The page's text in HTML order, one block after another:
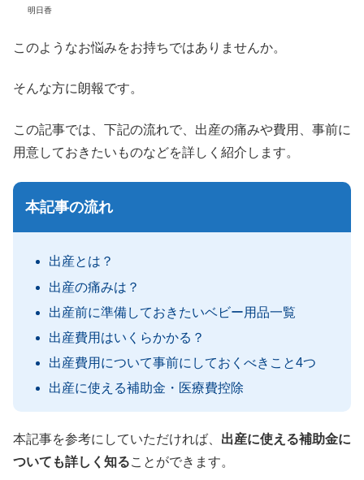
明日香
このようなお悩みをお持ちではありませんか。
そんな方に朗報です。
この記事では、下記の流れで、出産の痛みや費用、事前に
用意しておきたいものなどを詳しく紹介します。
本記事の流れ
出産とは？
出産の痛みは？
出産前に準備しておきたいベビー用品一覧
出産費用はいくらかかる？
出産費用について事前にしておくべきこと4つ
出産に使える補助金・医療費控除
本記事を参考にしていただければ、 出産に使える補助金に
ついても詳しく知ることができます。